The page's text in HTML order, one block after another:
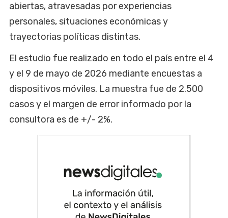
abiertas, atravesadas por experiencias
personales, situaciones económicas y
trayectorias políticas distintas.
El estudio fue realizado en todo el país entre el 4
y el 9 de mayo de 2026 mediante encuestas a
dispositivos móviles. La muestra fue de 2.500
casos y el margen de error informado por la
consultora es de +/- 2%.